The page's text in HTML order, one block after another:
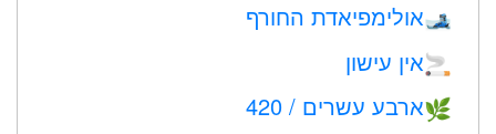
🎿אולימפיאדת החורף
🚬אין עישון
🌿ארבע עשרים / 420